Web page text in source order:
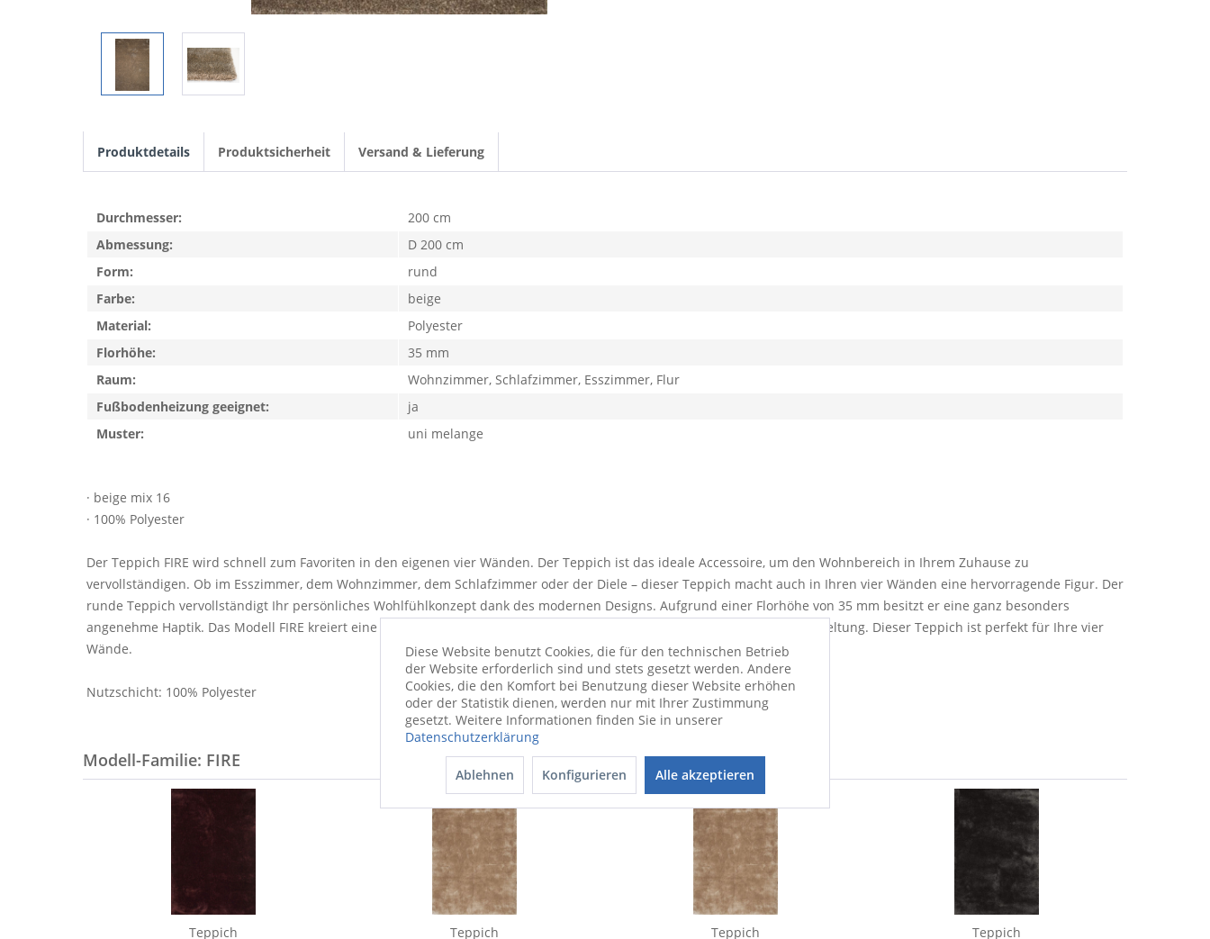
Produktdetails Produktsicherheit Versand & Lieferung
· beige mix 16
· 100% Polyester
Der Teppich FIRE wird schnell zum Favoriten in den eigenen vier Wänden. Der Teppich ist das ideale Accessoire, um den Wohnbereich in Ihrem Zuhause zu
vervollständigen. Ob im Esszimmer, dem Wohnzimmer, dem Schlafzimmer oder der Diele – dieser Teppich macht auch in Ihren vier Wänden eine hervorragende Figur. Der
runde Teppich vervollständigt Ihr persönliches Wohlfühlkonzept dank des modernen Designs. Aufgrund einer Florhöhe von 35 mm besitzt er eine ganz besonders
angenehme Haptik. Das Modell FIRE kreiert eine wohnliche Atmosphäre und kommt in jedem Bereich besonders gut zur Geltung. Dieser Teppich ist perfekt für Ihre vier
Wände.
Nutzschicht: 100% Polyester
Durchmesser:
200 cm
Abmessung:
D 200 cm
Form:
rund
Farbe:
beige
Material:
Polyester
Florhöhe:
35 mm
Raum:
Wohnzimmer, Schlafzimmer, Esszimmer, Flur
Fußbodenheizung geeignet:
ja
Muster:
uni melange
Modell-Familie: FIRE
Teppich Teppich Teppich Teppich
Diese Website benutzt Cookies, die für den technischen Betrieb
der Website erforderlich sind und stets gesetzt werden. Andere
Cookies, die den Komfort bei Benutzung dieser Website erhöhen
oder der Statistik dienen, werden nur mit Ihrer Zustimmung
gesetzt. Weitere Informationen finden Sie in unserer
Datenschutzerklärung
Ablehnen Konfigurieren Alle akzeptieren